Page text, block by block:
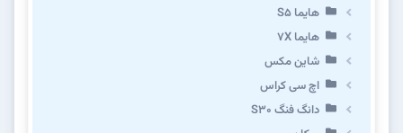
هایما S5
هایما 7X
شاین مکس
اچ سی کراس
دانگ فنگ S30